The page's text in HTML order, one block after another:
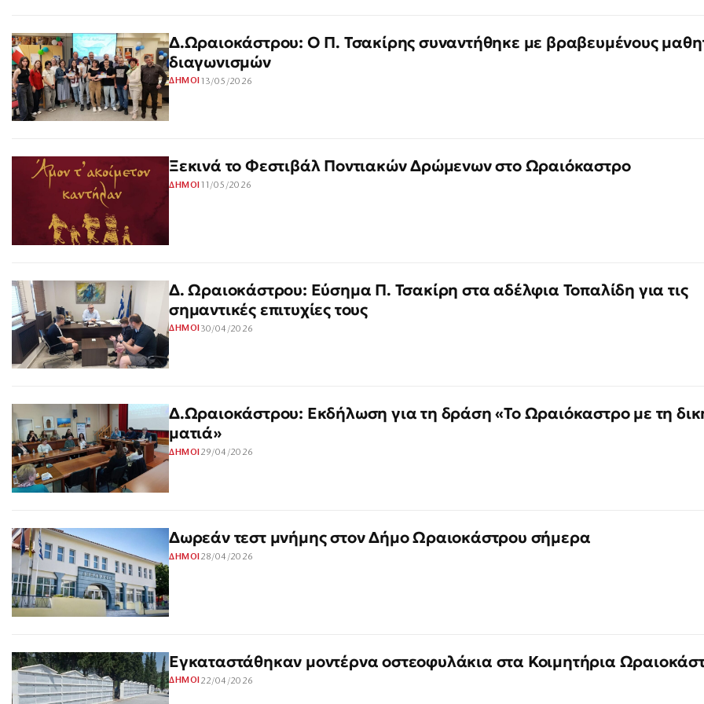
Δ.Ωραιοκάστρου: Ο Π. Τσακίρης συναντήθηκε με βραβευμένους
διαγωνισμών
ΔΗΜΟΙ 13/05/2026
Ξεκινά το Φεστιβάλ Ποντιακών Δρώμενων στο Ωραιόκαστρο
ΔΗΜΟΙ 11/05/2026
Δ. Ωραιοκάστρου: Εύσημα Π. Τσακίρη στα αδέλφια Τοπαλίδη για τις
σημαντικές επιτυχίες τους
ΔΗΜΟΙ30/04/2026
Δ.Ωραιοκάστρου: Εκδήλωση για τη δράση «Το Ωραιόκαστρο με τη
ματιά»
ΔΗΜΟΙ 29/04/2026
Δωρεάν τεστ μνήμης στον Δήμο Ωραιοκάστρου σήμερα
ΔΗΜΟΙ 28/04/2026
Εγκαταστάθηκαν μοντέρνα οστεοφυλάκια στα Κοιμητήρια
ΔΗΜΟΙ22/04/2026